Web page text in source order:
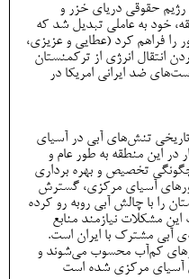
حقوقی دریای خزر و
خود به عاملی تبدیل شد که
فراهم کرد (عطایی و عزیزی،
انتقال انرژی از ترکمنستان
ضد ایرانی امریکا در
تنش‌های آبی در آسیای
در این منطقه به طور عام و
تخصیص و بهره برداری
آسیای مرکزی، گسترش
را با چالش آبی روبه رو کرده
مشکلات نیازمند منابع
آبی مشترک با ایران است.
کم‌آب محسوب می‌شوند و
آسیای مرکزی شده است